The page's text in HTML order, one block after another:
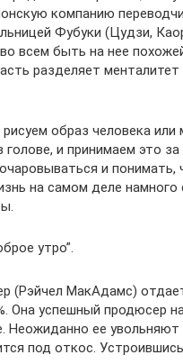
компанию
Фубуки (Цудзи,
всем быть на нее
разделяет
образ человека или
голове, и принимаем это
и понимать,
на самом деле намного
утро”.
(Рэйчел МакАдамс)
Она успешный продюсер
Неожиданно ее
под откос.